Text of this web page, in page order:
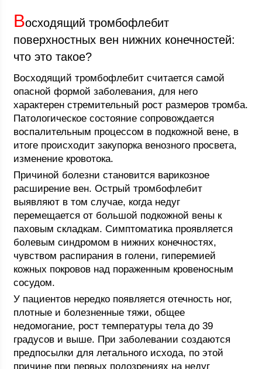
Восходящий тромбофлебит
поверхностных вен нижних конечностей:
что это такое?
Восходящий тромбофлебит считается самой
опасной формой заболевания, для него
характерен стремительный рост размеров тромба.
Патологическое состояние сопровождается
воспалительным процессом в подкожной вене, в
итоге происходит закупорка венозного просвета,
изменение кровотока.
Причиной болезни становится варикозное
расширение вен. Острый тромбофлебит
выявляют в том случае, когда недуг
перемещается от большой подкожной вены к
паховым складкам. Симптоматика проявляется
болевым синдромом в нижних конечностях,
чувством распирания в голени, гиперемией
кожных покровов над пораженным кровеносным
сосудом.
У пациентов нередко появляется отечность ног,
плотные и болезненные тяжи, общее
недомогание, рост температуры тела до 39
градусов и выше. При заболевании создаются
предпосылки для летального исхода, по этой
причине при первых подозрениях на недуг